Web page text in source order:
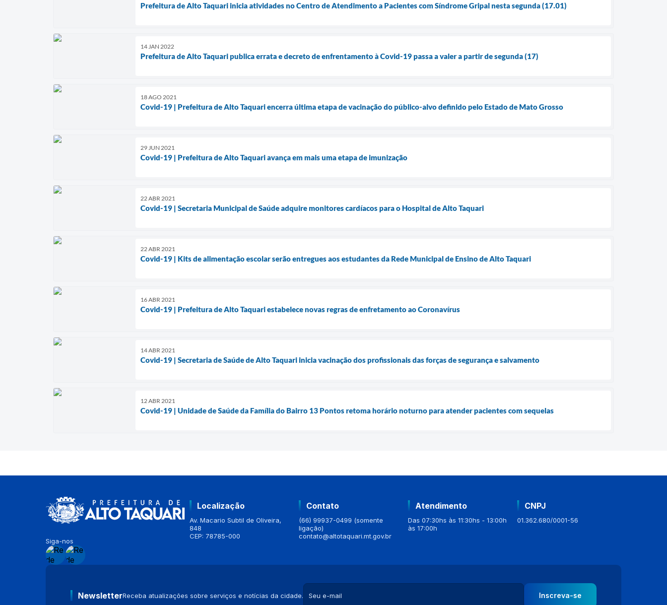
Prefeitura de Alto Taquari inicia atividades no Centro de Atendimento a Pacientes com Síndrome Gripal nesta segunda (17.01)
14 JAN 2022
Prefeitura de Alto Taquari publica errata e decreto de enfrentamento à Covid-19 passa a valer a partir de segunda (17)
18 AGO 2021
Covid-19 | Prefeitura de Alto Taquari encerra última etapa de vacinação do público-alvo definido pelo Estado de Mato Grosso
29 JUN 2021
Covid-19 | Prefeitura de Alto Taquari avança em mais uma etapa de imunização
22 ABR 2021
Covid-19 | Secretaria Municipal de Saúde adquire monitores cardíacos para o Hospital de Alto Taquari
22 ABR 2021
Covid-19 | Kits de alimentação escolar serão entregues aos estudantes da Rede Municipal de Ensino de Alto Taquari
16 ABR 2021
Covid-19 | Prefeitura de Alto Taquari estabelece novas regras de enfretamento ao Coronavírus
14 ABR 2021
Covid-19 | Secretaria de Saúde de Alto Taquari inicia vacinação dos profissionais das forças de segurança e salvamento
12 ABR 2021
Covid-19 | Unidade de Saúde da Família do Bairro 13 Pontos retoma horário noturno para atender pacientes com sequelas
Siga-nos
Localização
Av. Macario Subtil de Oliveira,
848
CEP: 78785-000
Contato
(66) 99937-0499 (somente
ligação)
contato@altotaquari.mt.gov.br
Atendimento
Das 07:30hs às 11:30hs - 13:00h
às 17:00h
CNPJ
01.362.680/0001-56
NewsletterReceba atualizações sobre serviços e notícias da cidade. Inscreva-se